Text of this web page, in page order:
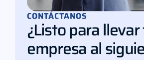
CONTÁCTANOS
¿Listo para
empresa al